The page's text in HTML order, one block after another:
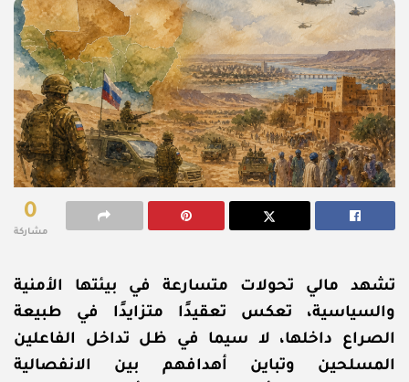
0
مشاركة
تشهد مالي تحولات متسارعة في بيئتها الأمنية
والسياسية، تعكس تعقيدًا متزايدًا في طبيعة
الصراع داخلها، لا سيما في ظل تداخل الفاعلين
المسلحين وتباين أهدافهم بين الانفصالية